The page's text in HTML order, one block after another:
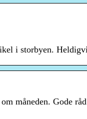
i storbyen.
måneden. Gode